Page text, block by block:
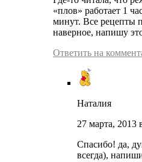
«плов» работает 1
минут. Все рецепты
наверное, напишу
Ответить на
Наталия
27 марта, 2013
Спасибо! да,
всегда),